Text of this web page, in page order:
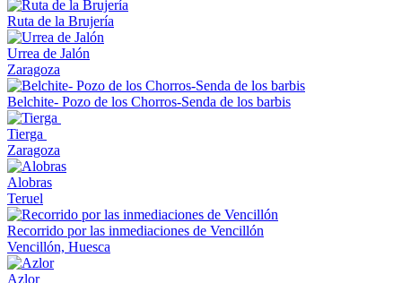
Ruta de la Brujería
Urrea de Jalón
Zaragoza
Belchite- Pozo de los Chorros-Senda de los barbis
Tierga
Zaragoza
Alobras
Teruel
Recorrido por las inmediaciones de Vencillón
Vencillón, Huesca
Azlor